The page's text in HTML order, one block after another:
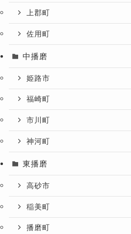
上郡町
佐用町
中播磨
姫路市
福崎町
市川町
神河町
東播磨
高砂市
稲美町
播磨町